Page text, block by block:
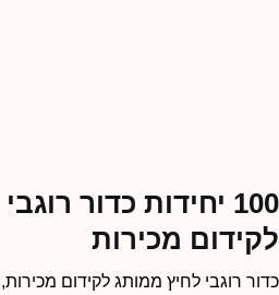
100 יחידות כדור
מכירות
רוגבי לחיץ ממותג לקידום